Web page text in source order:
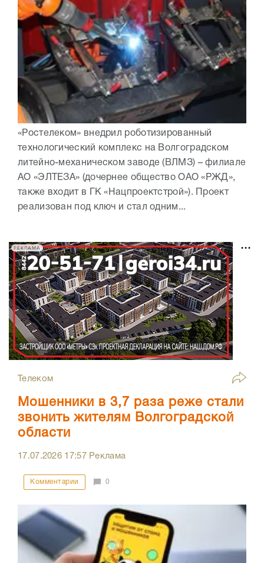
«Ростелеком» внедрил роботизированный
технологический комплекс на Волгоградском
литейно-механическом заводе (ВЛМЗ) – филиале
АО «ЭЛТЕЗА» (дочернее общество ОАО «РЖД»,
также входит в ГК «Нацпроектстрой»). Проект
реализован под ключ и стал одним...
РЕКЛАМА
Телеком
Мошенники в 3,7 раза реже стали
звонить жителям Волгоградской
области
17.07.2026 17:57 Реклама
Комментарии 0